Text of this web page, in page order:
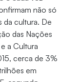
não só
da cultura. De
das Nações
a Cultura
cerca de 3%
em